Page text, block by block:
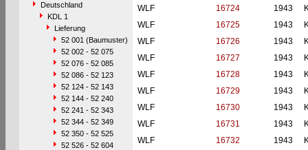
Deutschland
KDL 1
Lieferung
52 001 (Baumuster)
52 002 - 52 075
52 076 - 52 085
52 086 - 52 123
52 124 - 52 143
52 144 - 52 240
52 241 - 52 343
52 344 - 52 349
52 350 - 52 525
52 526 - 52 604
WLF
16724 1943
WLF
16725 1943
WLF
16726 1943
WLF
16727 1943
WLF
16728 1943
WLF
16729 1943
WLF
16730 1943
WLF
16731 1943
WLF
16732 1943